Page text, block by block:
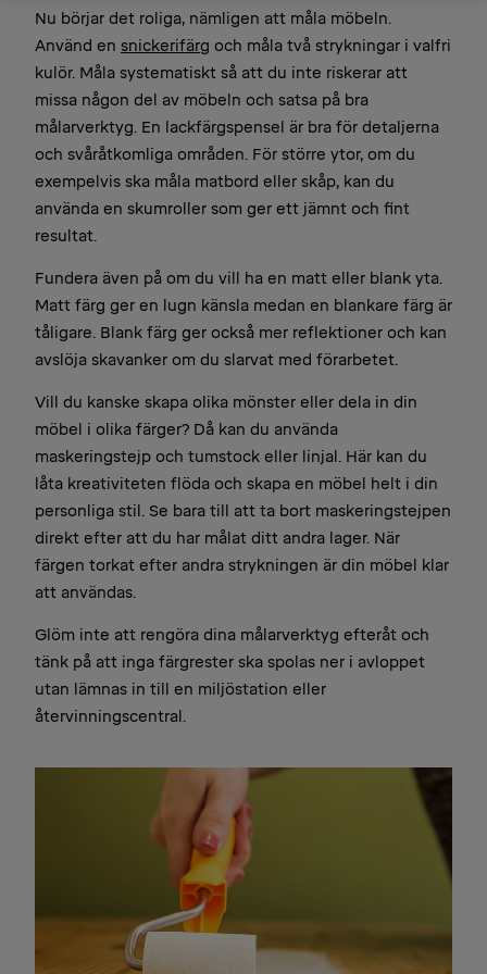
Nu börjar det roliga, nämligen att måla möbeln.
Använd en snickerifärg och måla två strykningar i valfri
kulör. Måla systematiskt så att du inte riskerar att
missa någon del av möbeln och satsa på bra
målarverktyg. En lackfärgspensel är bra för detaljerna
och svåråtkomliga områden. För större ytor, om du
exempelvis ska måla matbord eller skåp, kan du
använda en skumroller som ger ett jämnt och fint
resultat.
Fundera även på om du vill ha en matt eller blank yta.
Matt färg ger en lugn känsla medan en blankare färg är
tåligare. Blank färg ger också mer reflektioner och kan
avslöja skavanker om du slarvat med förarbetet.
Vill du kanske skapa olika mönster eller dela in din
möbel i olika färger? Då kan du använda
maskeringstejp och tumstock eller linjal. Här kan du
låta kreativiteten flöda och skapa en möbel helt i din
personliga stil. Se bara till att ta bort maskeringstejpen
direkt efter att du har målat ditt andra lager. När
färgen torkat efter andra strykningen är din möbel klar
att användas.
Glöm inte att rengöra dina målarverktyg efteråt och
tänk på att inga färgrester ska spolas ner i avloppet
utan lämnas in till en miljöstation eller
återvinningscentral.